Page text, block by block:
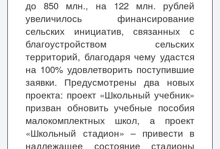
до 850 млн., на 122 млн. рублей
увеличилось финансирование
сельских инициатив, связанных с
благоустройством сельских
территорий, благодаря чему удастся
на 100% удовлетворить поступившие
заявки. Предусмотрены два новых
проекта: проект «Школьный учебник»
призван обновить учебные пособия
малокомплектных школ, а проект
«Школьный стадион» – привести в
надлежащее состояние стадионы